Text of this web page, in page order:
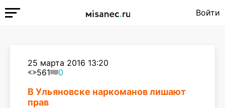
Войти
25 марта 2016 13:20
561
0
В Ульяновске наркоманов лишают
прав